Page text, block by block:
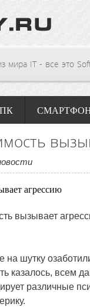
мира IT - все это
ПК
вызывает
шутку
казалось, всем
различные